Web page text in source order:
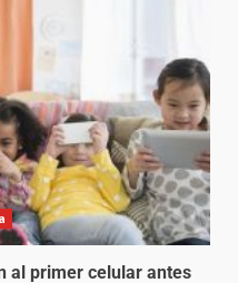
al primer celular antes